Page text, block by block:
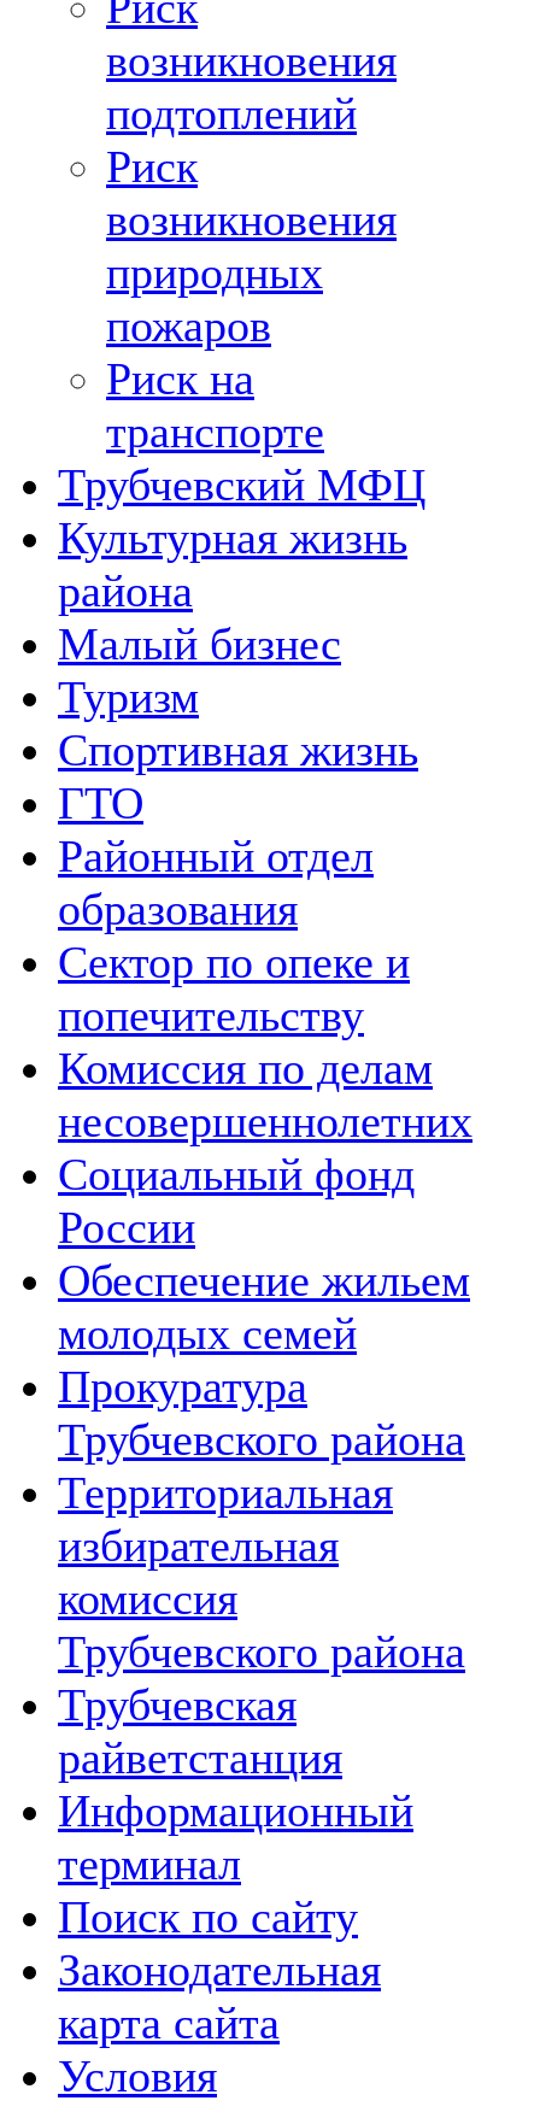
возникновения
подтоплений
Риск
возникновения
природных
пожаров
Риск на
транспорте
Трубчевский МФЦ
Культурная жизнь
района
Малый бизнес
Туризм
Спортивная жизнь
ГТО
Районный отдел
образования
Сектор по опеке и
попечительству
Комиссия по делам
несовершеннолетних
Социальный фонд
России
Обеспечение жильем
молодых семей
Прокуратура
Трубчевского района
Территориальная
избирательная
комиссия
Трубчевского района
Трубчевская
райветстанция
Информационный
терминал
Поиск по сайту
Законодательная
карта сайта
Условия